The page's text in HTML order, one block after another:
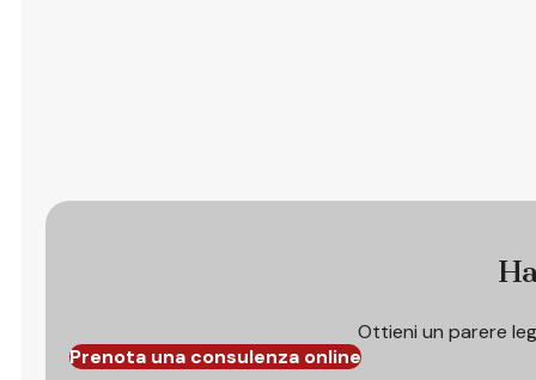
Ottieni un parere
Prenota una consulenza online